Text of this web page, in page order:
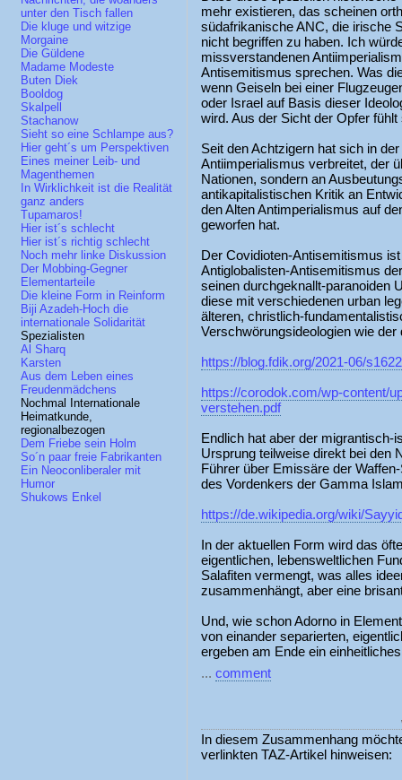
unter den Tisch fallen
Die kluge und witzige
Morgaine
Die Güldene
Madame Modeste
Buten Diek
Booldog
Skalpell
Stachanow
Sieht so eine Schlampe aus?
Hier geht´s um Perspektiven
Eines meiner Leib- und
Magenthemen
In Wirklichkeit ist die Realität
ganz anders
Tupamaros!
Hier ist´s schlecht
Hier ist´s richtig schlecht
Noch mehr linke Diskussion
Der Mobbing-Gegner
Elementarteile
Die kleine Form in Reinform
Biji Azadeh-Hoch die
internationale Solidarität
Spezialisten
Al Sharq
Karsten
Aus dem Leben eines
Freudenmädchens
Nochmal Internationale
Heimatkunde,
regionalbezogen
Dem Friebe sein Holm
So´n paar freie Fabrikanten
Ein Neoconliberaler mit
Humor
Shukows Enkel
mehr existieren, das scheinen
südafrikanische ANC, die irische
nicht begriffen zu haben. Ich
missverstandenen
Antisemitismus sprechen. Was
wenn Geiseln bei einer
oder Israel auf Basis dieser
wird. Aus der Sicht der Opfer
Seit den Achtzigern hat sich in
Antiimperialismus verbreitet, der
Nationen, sondern an
antikapitalistischen Kritik an
den Alten Antimperialismus auf
geworfen hat.
Der Covidioten-Antisemitismus
Antiglobalisten-Antisemitismus
seinen durchgeknallt-paranoiden
diese mit verschiedenen urban
älteren, christlich-
Verschwörungsideologien wie
https://blog.fdik.org/2021-06/
https://corodok.com/wp-content/
verstehen.pdf
Endlich hat aber der
Ursprung teilweise direkt bei den
Führer über Emissäre der
des Vordenkers der Gamma
https://de.wikipedia.org/wiki/
In der aktuellen Form wird das
eigentlichen, lebensweltlichen
Salafiten vermengt, was alles
zusammenhängt, aber eine
Und, wie schon Adorno in
von einander separierten,
ergeben am Ende ein
... comment
In diesem Zusammenhang
verlinkten TAZ-Artikel hinweisen: